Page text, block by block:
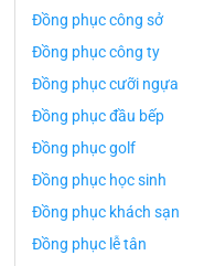
Đồng phục công sở
Đồng phục công ty
Đồng phục cưỡi ngựa
Đồng phục đầu bếp
Đồng phục golf
Đồng phục học sinh
Đồng phục khách sạn
Đồng phục lễ tân